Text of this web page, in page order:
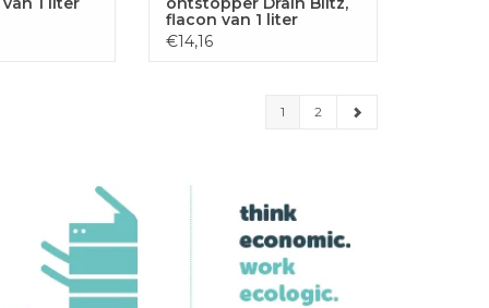
flacon van 1 liter
€14,16
1 2